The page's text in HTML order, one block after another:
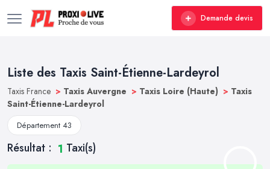
Demande devis
Liste des Taxis Saint-Étienne-Lardeyrol
Taxis France > Taxis Auvergne > Taxis Loire (Haute) > Taxis
Saint-Étienne-Lardeyrol
Département 43
Résultat : 1 Taxi(s)